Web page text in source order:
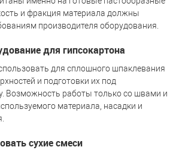
и фракция материала должны
производителя оборудования.
для гипсокартона
для сплошного шпаклевания
и подготовки их под
Возможность работы только со швами и
материала, насадки и
сухие смеси